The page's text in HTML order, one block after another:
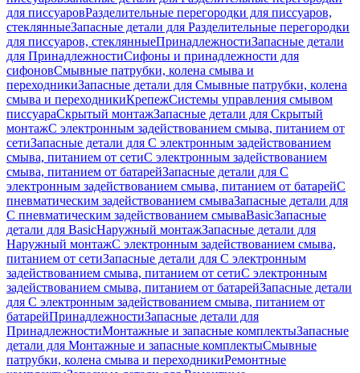
для писсуаровРазделительные перегородки для писсуаров,
стеклянныеЗапасные детали для Разделительные перегородки
для писсуаров, стеклянныеПринадлежностиЗапасные детали
для ПринадлежностиСифоны и принадлежности для
сифоновСмывные патрубки, колена смыва и
переходникиЗапасные детали для Смывные патрубки, колена
смыва и переходникиКрепежСистемы управления смывом
писсуараСкрытый монтажЗапасные детали для Скрытый
монтажС электронным задействованием смыва, питанием от
сетиЗапасные детали для С электронным задействованием
смыва, питанием от сетиС электронным задействованием
смыва, питанием от батарейЗапасные детали для С
электронным задействованием смыва, питанием от батарейС
пневматическим задействованием смываЗапасные детали для
С пневматическим задействованием смываBasicЗапасные
детали для BasicНаружный монтажЗапасные детали для
Наружный монтажС электронным задействованием смыва,
питанием от сетиЗапасные детали для С электронным
задействованием смыва, питанием от сетиС электронным
задействованием смыва, питанием от батарейЗапасные детали
для С электронным задействованием смыва, питанием от
батарейПринадлежностиЗапасные детали для
ПринадлежностиМонтажные и запасные комплектыЗапасные
детали для Монтажные и запасные комплектыСмывные
патрубки, колена смыва и переходникиРемонтные